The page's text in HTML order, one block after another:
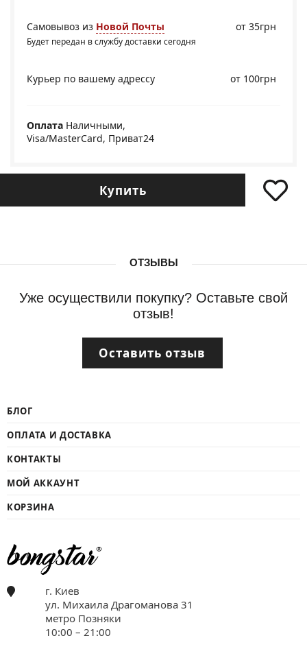
Самовывоз из Новой Почты
Будет передан в службу доставки сегодня
от 35грн
Курьер по вашему адрессу от 100грн
Оплата Наличными,
Visa/MasterCard, Приват24
Купить
ОТЗЫВЫ
Уже осуществили покупку? Оставьте свой
отзыв!
Оставить отзыв
БЛОГ
ОПЛАТА И ДОСТАВКА
КОНТАКТЫ
МОЙ АККАУНТ
КОРЗИНА
г. Киев
ул. Михаила Драгоманова 31
метро Позняки
10:00 – 21:00